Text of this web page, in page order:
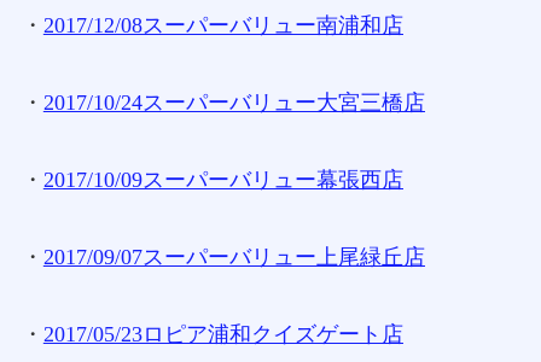
・ 2017/12/08スーパーバリュー南浦和店
・ 2017/10/24スーパーバリュー大宮三橋店
・ 2017/10/09スーパーバリュー幕張西店
・ 2017/09/07スーパーバリュー上尾緑丘店
・ 2017/05/23ロピア浦和クイズゲート店